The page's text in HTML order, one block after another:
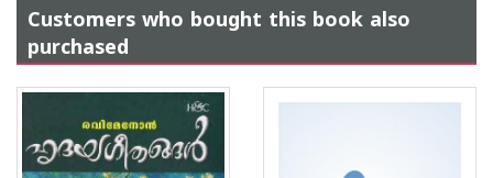
Customers who bought this book also
purchased